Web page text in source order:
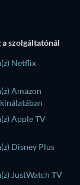
a szolgáltatónál
Netflix
Amazon
Apple TV
Disney Plus
JustWatch TV